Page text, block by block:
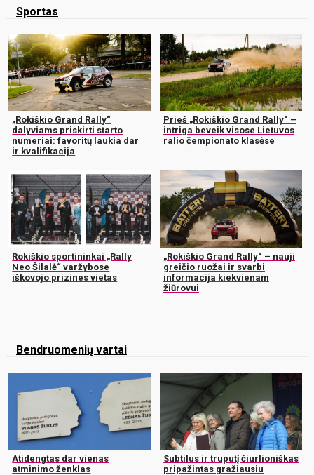
Sportas
„Rokiškio Grand Rally“
dalyviams priskirti starto
numeriai: favoritų laukia dar
ir kvalifikacija
Prieš „Rokiškio Grand Rally“ –
intriga beveik visose Lietuvos
ralio čempionato klasėse
Rokiškio sportininkai „Rally
Neo Šilalė“ varžybose
iškovojo prizines vietas
„Rokiškio Grand Rally“ – nauji
greičio ruožai ir svarbi
informacija kiekvienam
žiūrovui
Bendruomenių vartai
Atidengtas dar vienas
atminimo ženklas
Subtilus ir truputį čiurlioniškas
pripažintas gražiausiu